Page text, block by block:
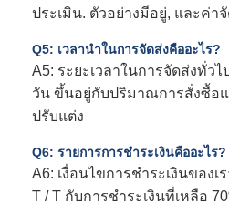
ประเมิน. ตัวอย่างมีอยู่, และค่า
Q5: เวลานําในการจัดส่งคืออะไร?
A5: ระยะเวลาในการจัดส่งทั่ว
วัน ขึ้นอยู่กับปริมาณการสั่งซื้อ
ปรับแต่ง
Q6: รายการการชําระเงินคืออะไร?
A6: เงื่อนไขการชําระเงินของเ
T / T กับการชําระเงินที่เหลือ